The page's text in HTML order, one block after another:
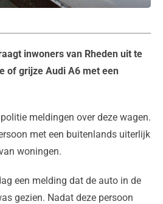
inwoners van Rheden uit te
of grijze Audi A6 met een
meldingen over deze wagen.
met een buitenlands uiterlijk
woningen.
een melding dat de auto in de
gezien. Nadat deze persoon